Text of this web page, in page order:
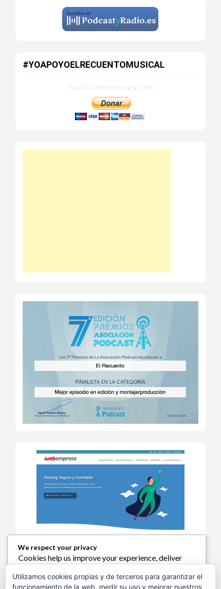
#YOAPOYOELRECUENTOMUSICAL
Aquí te cuento por qué y cómo
Política de Cookies
We respect your privacy
Cookies help us improve your experience, deliver
choose which cookies to allow by clicking
Utilizamos cookies propias y de terceros para garantizar el
funcionamiento de la web, medir su uso y mejorar nuestros